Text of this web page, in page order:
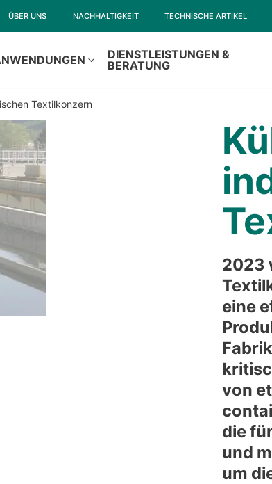
ÜBER UNS NACHHALTIGKEIT TECHNISCHE ARTIKEL
DIENSTLEISTUNGEN &
BERATUNG
Textilkonzern
2023
eine
von
die
und
um